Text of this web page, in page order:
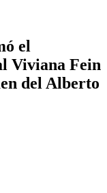
el
Viviana Fein
del Alberto